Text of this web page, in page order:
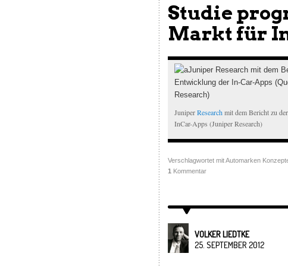
Studie
Markt für
JuniperResearchmit dem Bericht zu
InCar-Apps (Juniper Research)
Verschlagwortet mit Automarken
1
Kommentar
VOLKER LIEDTKE
25. SEPTEMBER 2012